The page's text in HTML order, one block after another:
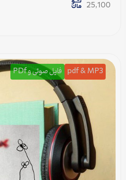
25,100
pdf & MP3 فایل صوتی و PDf